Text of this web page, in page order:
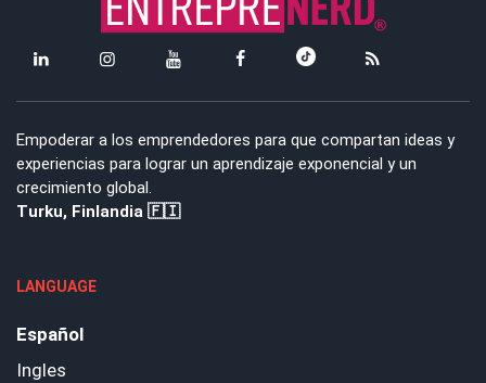
Empoderar a los emprendedores para que compartan ideas y
experiencias para lograr un aprendizaje exponencial y un
crecimiento global.
Turku, Finlandia 🇫🇮
LANGUAGE
Español
Ingles